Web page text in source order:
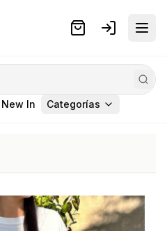
New In Categorías